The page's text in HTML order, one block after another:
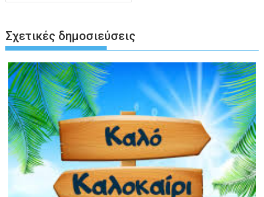
Σχετικές δημοσιεύσεις